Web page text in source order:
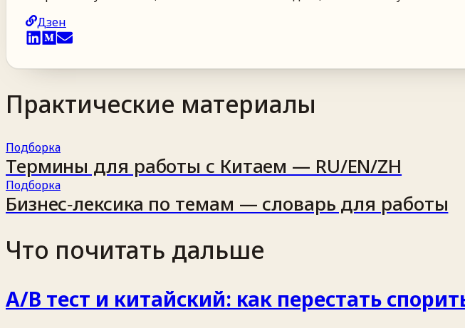
Дзен
Практические материалы
Подборка
Термины для работы с Китаем — RU/EN/ZH
Подборка
Бизнес‑лексика по темам — словарь для работы
Что почитать дальше
A/B тест и китайский: как перестать